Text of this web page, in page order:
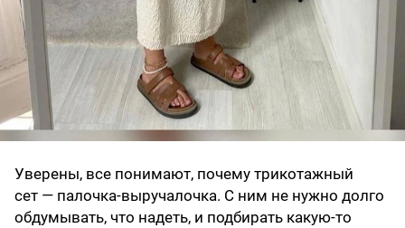
Уверены, все понимают, почему трикотажный
сет — палочка-выручалочка. С ним не нужно долго
обдумывать, что надеть, и подбирать какую-то